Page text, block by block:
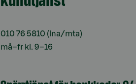
010 76 5810 (lna/mta)
må–fr kl. 9–16